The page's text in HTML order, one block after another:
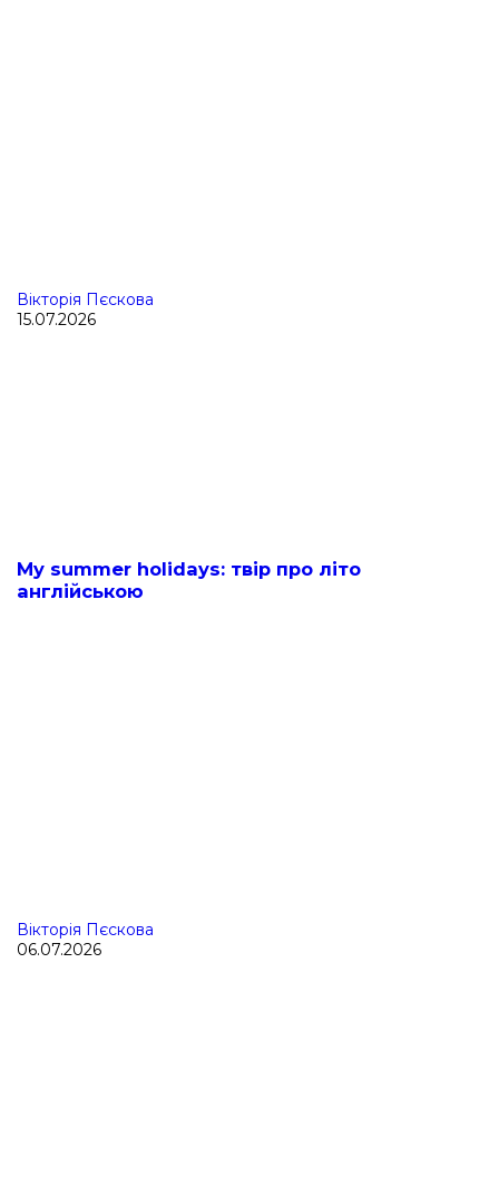
Вікторія Пєскова
15.07.2026
My summer holidays: твір про літо
англійською
Вікторія Пєскова
06.07.2026